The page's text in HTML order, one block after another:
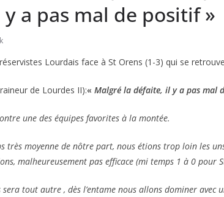
a pas mal de positif »
Lourdais face à St Orens (1-3) qui se
de Lourdes II):« Malgré la défaite, il y a pas mal
une des équipes favorites à la montée.
très moyenne de nôtre part, nous étions trop loin les
malheureusement pas efficace (mi temps 1 à 0 pour
tout autre , dès l’entame nous allons dominer avec